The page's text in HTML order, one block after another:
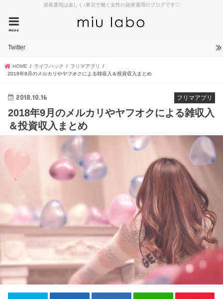
資産運用は楽しく♪東京で働く女性の資産運用のブログです♡
menu
Twitter
HOME ライフハック
フリマアプリ
2018年9月のメルカリやヤフオクによる雑収入＆投資収入まとめ
フリマアプリ
2018.10.16
2018年9月のメルカリやヤフオクによる雑収入
＆投資収入まとめ